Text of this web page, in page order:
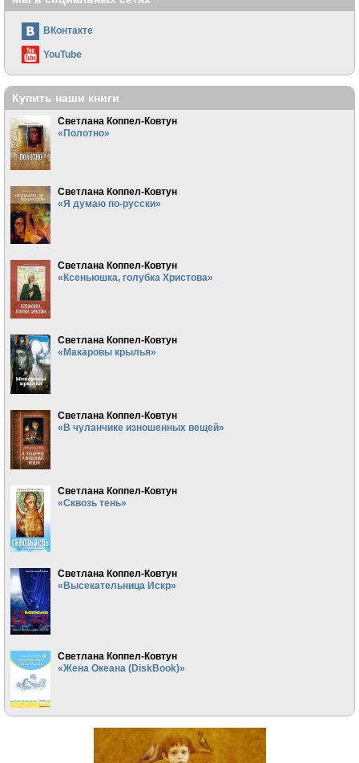
ВКонтакте
YouTube
Купить наши книги
Светлана Коппел-Ковтун
«Полотно»
Светлана Коппел-Ковтун
«Я думаю по-русски»
Светлана Коппел-Ковтун
«Ксеньюшка, голубка Христова»
Светлана Коппел-Ковтун
«Макаровы крылья»
Светлана Коппел-Ковтун
«В чуланчике изношенных вещей»
Светлана Коппел-Ковтун
«Сквозь тень»
Светлана Коппел-Ковтун
«Высекательница Искр»
Светлана Коппел-Ковтун
«Жена Океана (DiskBook)»